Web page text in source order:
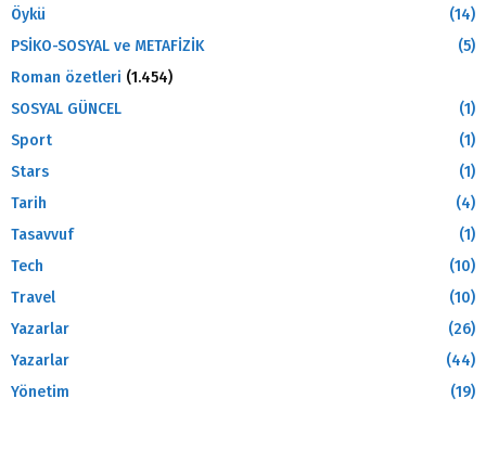
Öykü
(14)
PSİKO-SOSYAL ve METAFİZİK
(5)
Roman özetleri (1.454)
SOSYAL GÜNCEL
(1)
Sport
(1)
Stars
(1)
Tarih
(4)
Tasavvuf
(1)
Tech
(10)
Travel
(10)
Yazarlar
(26)
Yazarlar
(44)
Yönetim
(19)